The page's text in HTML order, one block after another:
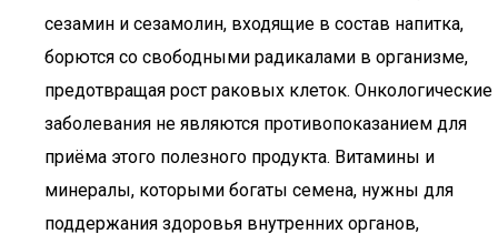
сезамин и сезамолин, входящие в состав напитка,
борются со свободными радикалами в организме,
предотвращая рост раковых клеток. Онкологические
заболевания не являются противопоказанием для
приёма этого полезного продукта. Витамины и
минералы, которыми богаты семена, нужны для
поддержания здоровья внутренних органов,